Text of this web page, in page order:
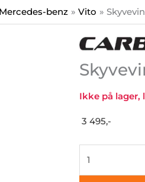
Mercedes-benz Vito
Ikke på lager,
3 495,-